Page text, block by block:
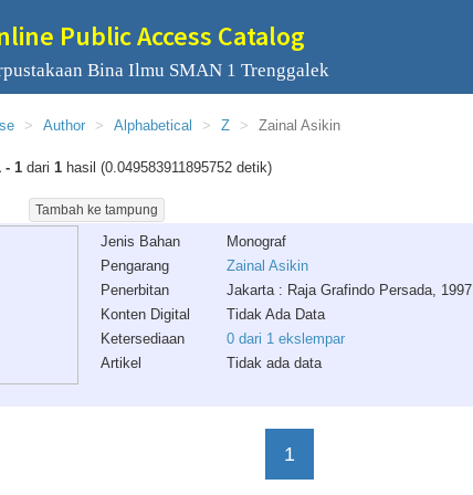
Public Access Catalog
Bina Ilmu SMAN 1 Trenggalek
Author Alphabetical Z Zainal Asikin
- 1 dari 1 hasil (0.049583911895752 detik)
Jenis Bahan
Monograf
Pengarang
Zainal Asikin
Penerbitan
Jakarta : Raja Grafindo Persada, 1997
Konten Digital
Tidak Ada Data
Ketersediaan
0 dari 1 ekslempar
Artikel
Tidak ada data
1